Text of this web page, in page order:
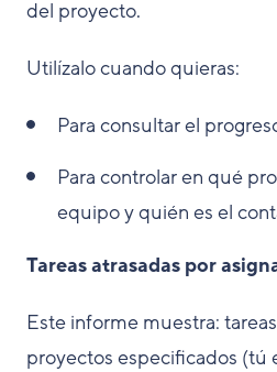
del proyecto.
Utilízalo cuando quieras:
Para consultar el
Para controlar en qué
equipo y quién es el
Tareas atrasadas por
Este informe muestra:
proyectos especificados (tú